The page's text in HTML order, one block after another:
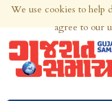
8th Aug 2026 | Updated at
We use cookies to help
agree to our